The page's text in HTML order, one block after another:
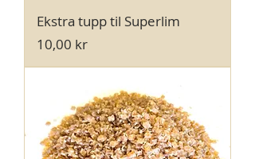
Ekstra tupp til Superlim
Pris
10,00 kr